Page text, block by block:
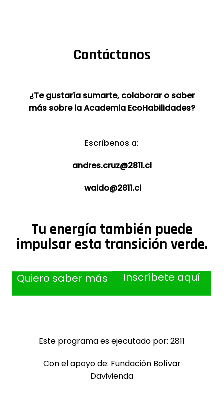
Contáctanos
¿Te gustaría sumarte, colaborar o saber
más sobre la Academia EcoHabilidades?
Escríbenos a:
andres.cruz@2811.cl
waldo@2811.cl
Tu energía también puede
impulsar esta transición verde.
Quiero saber más Inscríbete aquí
Este programa esejecutado por: 2811
Con el apoyo de: Fundación Bolívar
Davivienda